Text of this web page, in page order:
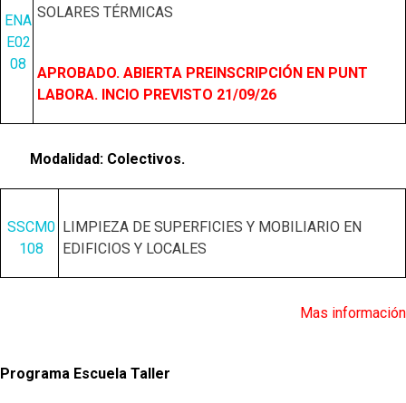
ENA
E02
08
SOLARES TÉRMICAS
APROBADO. ABIERTA PREINSCRIPCIÓN EN PUNT
LABORA. INCIO PREVISTO 21/09/26
Modalidad: Colectivos.
SSCM0
108
LIMPIEZA DE SUPERFICIES Y MOBILIARIO EN
EDIFICIOS Y LOCALES
Mas información
Programa Escuela Taller